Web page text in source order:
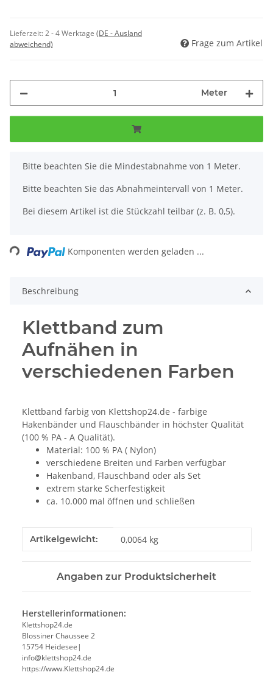
Lieferzeit:2 - 4 Werktage (DE - Ausland
abweichend)
Frage zum Artikel
Meter
x
Bitte beachten Sie die Mindestabnahme von 1 Meter.
Bitte beachten Sie das Abnahmeintervall von 1 Meter.
Bei diesem Artikel ist die Stückzahl teilbar (z. B. 0,5).
Komponenten werden geladen ...
Beschreibung
Klettband zum
Aufnähen in
verschiedenen Farben
Klettband farbig von Klettshop24.de - farbige
Hakenbänder und Flauschbänder in höchster Qualität
(100 % PA - A Qualität).
Material: 100 % PA ( Nylon)
verschiedene Breiten und Farben verfügbar
Hakenband, Flauschband oder als Set
extrem starke Scherfestigkeit
ca. 10.000 mal öffnen und schließen
Produkteigenschaft
Wert
Artikelgewicht: 0,0064 kg
Angaben zur Produktsicherheit
Herstellerinformationen:
Klettshop24.de
Blossiner Chaussee 2
15754 Heidesee|
info@klettshop24.de
https://www.Klettshop24.de